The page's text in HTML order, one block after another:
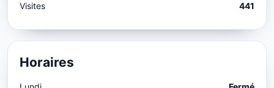
Visites 441
Horaires